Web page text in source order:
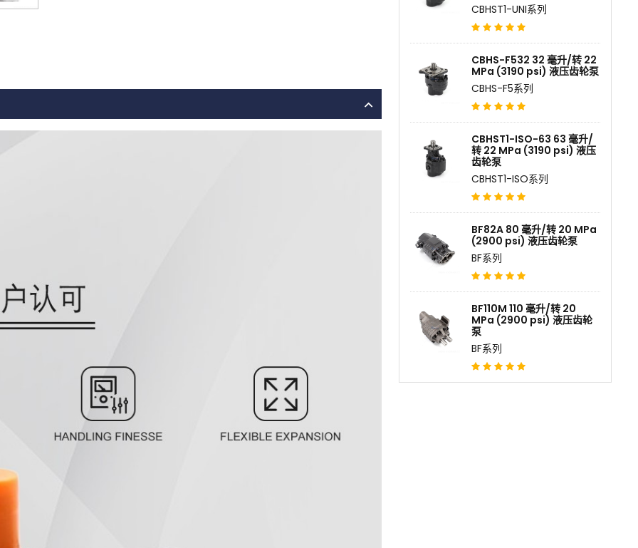
CBHST1-UNI系列
CBHS-F532 32 毫升/转 22
MPa (3190 psi) 液压齿轮泵
CBHS-F5系列
CBHST1-ISO-63 63 毫升/
转 22 MPa (3190 psi) 液压
齿轮泵
CBHST1-ISO系列
BF82A 80 毫升/转 20 MPa
(2900 psi) 液压齿轮泵
BF系列
BF110M 110 毫升/转 20
MPa (2900 psi) 液压齿轮
泵
BF系列